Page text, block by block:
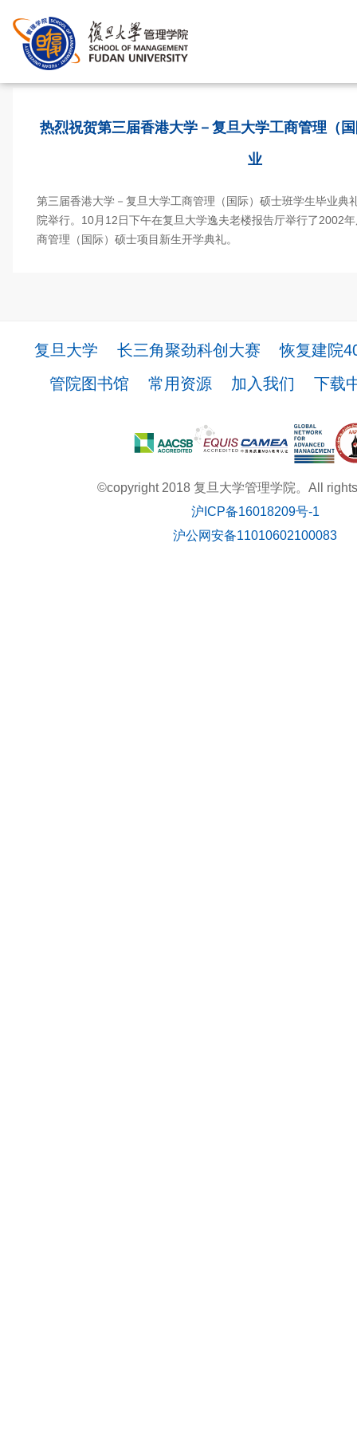
热烈祝贺第三届香港大学－复旦大学工商管理（
业
第三届香港大学－复旦大学工商管理（国际）硕士班学生毕业典
院举行。10月12日下午在复旦大学逸夫老楼报告厅举行了2002
商管理（国际）硕士项目新生开学典礼。
复旦大学 长三角聚劲科创大赛
恢复建院
管院图书馆
常用资源 加入我们 下载
©copyright 2018 复旦大学管理学院。All
沪ICP备16018209号-1
沪公网安备11010602100083